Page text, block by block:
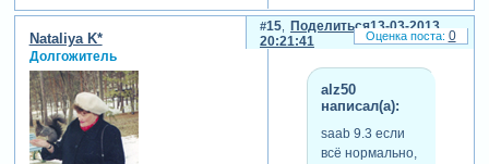
Поделиться
15
13-03-2013
20:21:41
Nataliya K*
Долгожитель
alz50
написал(а):
saab 9.3 если
всё нормально,
0